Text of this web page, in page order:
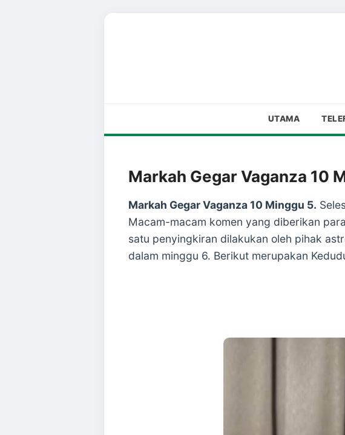
UTAMA
Markah Gegar Vaganza 10
Markah Gegar Vaganza 10 Minggu 5.
Macam-macam komen yang diberikan
satu penyingkiran dilakukan oleh pihak
dalam minggu 6. Berikut merupakan